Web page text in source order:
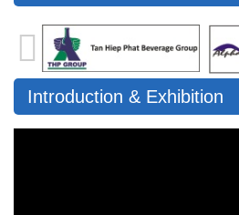
Introduction & Exhibition